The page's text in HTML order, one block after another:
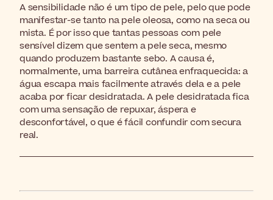
A sensibilidade não é um tipo de pele, pelo que pode
manifestar-se tanto na pele oleosa, como na seca ou
mista. É por isso que tantas pessoas com pele
sensível dizem que sentem a pele seca, mesmo
quando produzem bastante sebo. A causa é,
normalmente, uma barreira cutânea enfraquecida: a
água escapa mais facilmente através dela e a pele
acaba por ficar desidratada. A pele desidratada fica
com uma sensação de repuxar, áspera e
desconfortável, o que é fácil confundir com secura
real.